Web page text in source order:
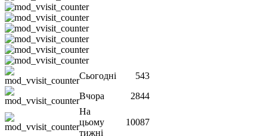
Сьогодні
543
Вчора
2844
На
цьому
тижні
10087